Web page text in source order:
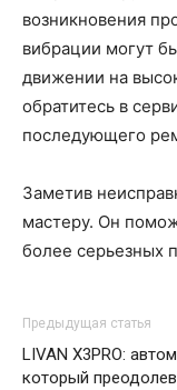
возникновения
вибрации могут
движении на
обратитесь в
последующего
Заметив
мастеру. Он
более серьезных
Предыдущая статья
LIVAN X3PRO:
который